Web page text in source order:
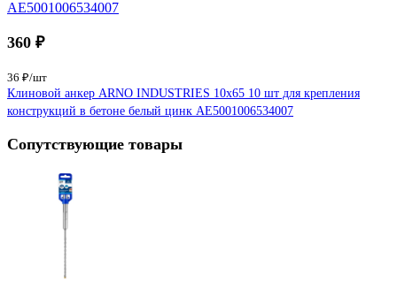
360 ₽
36 ₽/шт
Клиновой анкер ARNO INDUSTRIES 10х65 10 шт для крепления
конструкций в бетоне белый цинк AE5001006534007
Сопутствующие товары